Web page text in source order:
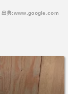
出典:www.google.com